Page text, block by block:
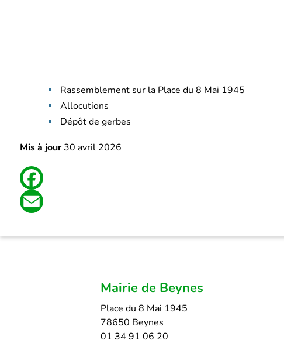
Rassemblement sur la Place du 8 Mai 1945
Allocutions
Dépôt de gerbes
Mis à jour 30 avril 2026
Facebook
Mairie de Beynes
Place du 8 Mai 1945
78650 Beynes
01 34 91 06 20